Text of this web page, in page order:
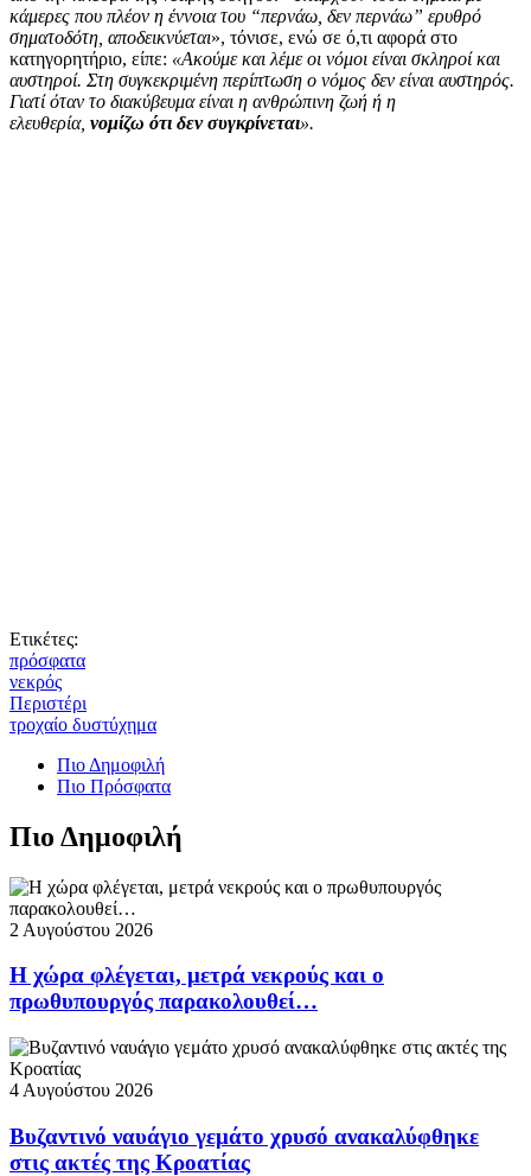
κάμερες που πλέον η έννοια του “περνάω, δεν περνάω” ερυθρό
σηματοδότη, αποδεικνύεται», τόνισε, ενώ σε ό,τι αφορά στο
κατηγορητήριο, είπε: «Ακούμε και λέμε οι νόμοι είναι σκληροί και
αυστηροί. Στη συγκεκριμένη περίπτωση ο νόμος δεν είναι αυστηρός.
Γιατί όταν το διακύβευμα είναι η ανθρώπινη ζωή ή η
ελευθερία, νομίζω ότι δεν συγκρίνεται».
Ετικέτες:
πρόσφατα
νεκρός
Περιστέρι
τροχαίο δυστύχημα
Πιο Δημοφιλή
Πιο Πρόσφατα
Πιο Δημοφιλή
2 Αυγούστου 2026
Η χώρα φλέγεται, μετρά νεκρούς και ο
πρωθυπουργός παρακολουθεί…
4 Αυγούστου 2026
Βυζαντινό ναυάγιο γεμάτο χρυσό ανακαλύφθηκε
στις ακτές της Κροατίας